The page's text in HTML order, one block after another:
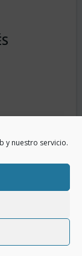
y nuestro servicio.